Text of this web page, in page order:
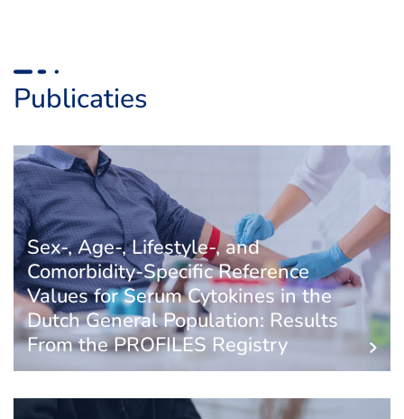
Publicaties
Sex-, Age-, Lifestyle-, and
Comorbidity-Specific Reference
Values for Serum Cytokines in the
Dutch General Population: Results
From the PROFILES Registry